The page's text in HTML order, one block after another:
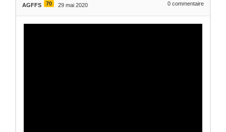
AGFFS 70 29 mai 2020 0 commentaire